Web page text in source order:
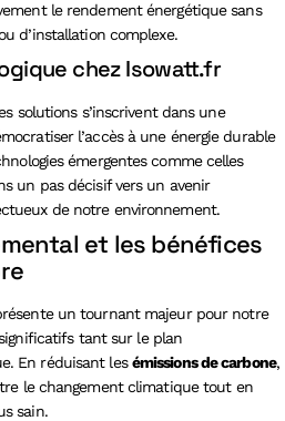
le rendement énergétique sans
d’installation complexe.
chez Isowatt.fr
solutions s’inscrivent dans une
l’accès à une énergie durable
émergentes comme celles
un pas décisif vers un avenir
de notre environnement.
et les bénéfices
un tournant majeur pour notre
tant sur le plan
En réduisant lesémissions de carbone,
le changement climatique tout en
sain.